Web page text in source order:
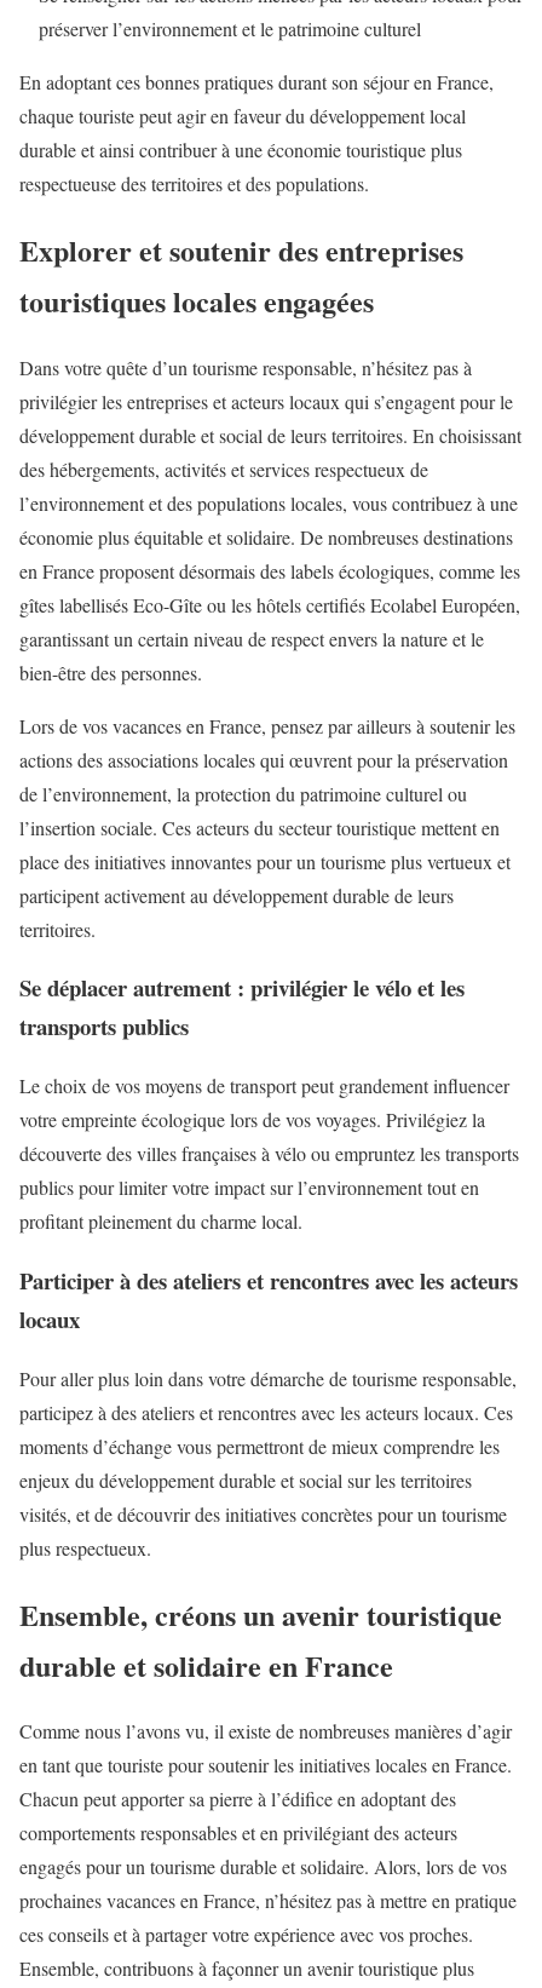
préserver l’environnement et le patrimoine culturel
En adoptant ces bonnes pratiques durant son séjour en France,
chaque touriste peut agir en faveur du développement local
durable et ainsi contribuer à une économie touristique plus
respectueuse des territoires et des populations.
Explorer et soutenir des entreprises
touristiques locales engagées
Dans votre quête d’un tourisme responsable, n’hésitez pas à
privilégier les entreprises et acteurs locaux qui s’engagent pour le
développement durable et social de leurs territoires. En choisissant
des hébergements, activités et services respectueux de
l’environnement et des populations locales, vous contribuez à une
économie plus équitable et solidaire. De nombreuses destinations
en France proposent désormais des labels écologiques, comme les
gîtes labellisés Eco-Gîte ou les hôtels certifiés Ecolabel Européen,
garantissant un certain niveau de respect envers la nature et le
bien-être des personnes.
Lors de vos vacances en France, pensez par ailleurs à soutenir les
actions des associations locales qui œuvrent pour la préservation
de l’environnement, la protection du patrimoine culturel ou
l’insertion sociale. Ces acteurs du secteur touristique mettent en
place des initiatives innovantes pour un tourisme plus vertueux et
participent activement au développement durable de leurs
territoires.
Se déplacer autrement : privilégier le vélo et les
transports publics
Le choix de vos moyens de transport peut grandement influencer
votre empreinte écologique lors de vos voyages. Privilégiez la
découverte des villes françaises à vélo ou empruntez les transports
publics pour limiter votre impact sur l’environnement tout en
profitant pleinement du charme local.
Participer à des ateliers et rencontres avec les acteurs
locaux
Pour aller plus loin dans votre démarche de tourisme responsable,
participez à des ateliers et rencontres avec les acteurs locaux. Ces
moments d’échange vous permettront de mieux comprendre les
enjeux du développement durable et social sur les territoires
visités, et de découvrir des initiatives concrètes pour un tourisme
plus respectueux.
Ensemble, créons un avenir touristique
durable et solidaire en France
Comme nous l’avons vu, il existe de nombreuses manières d’agir
en tant que touriste pour soutenir les initiatives locales en France.
Chacun peut apporter sa pierre à l’édifice en adoptant des
comportements responsables et en privilégiant des acteurs
engagés pour un tourisme durable et solidaire. Alors, lors de vos
prochaines vacances en France, n’hésitez pas à mettre en pratique
ces conseils et à partager votre expérience avec vos proches.
Ensemble, contribuons à façonner un avenir touristique plus